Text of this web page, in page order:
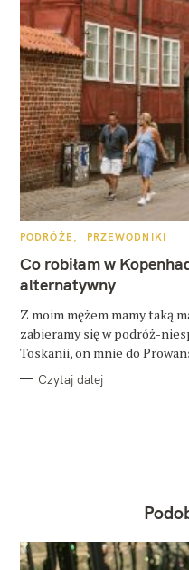
K
T
E
G
O
I
E
PODRÓŻE PRZEWODNIKI
Co robiłam w
alternatywny
Z moim mężem mamy taką
zabieramy się w podróż-
Toskanii, on mnie do
Czytaj dalej